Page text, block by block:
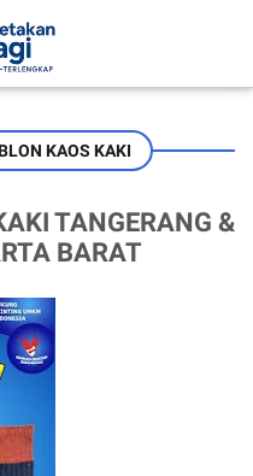
KAOS KAKI
TANGERANG &
BARAT